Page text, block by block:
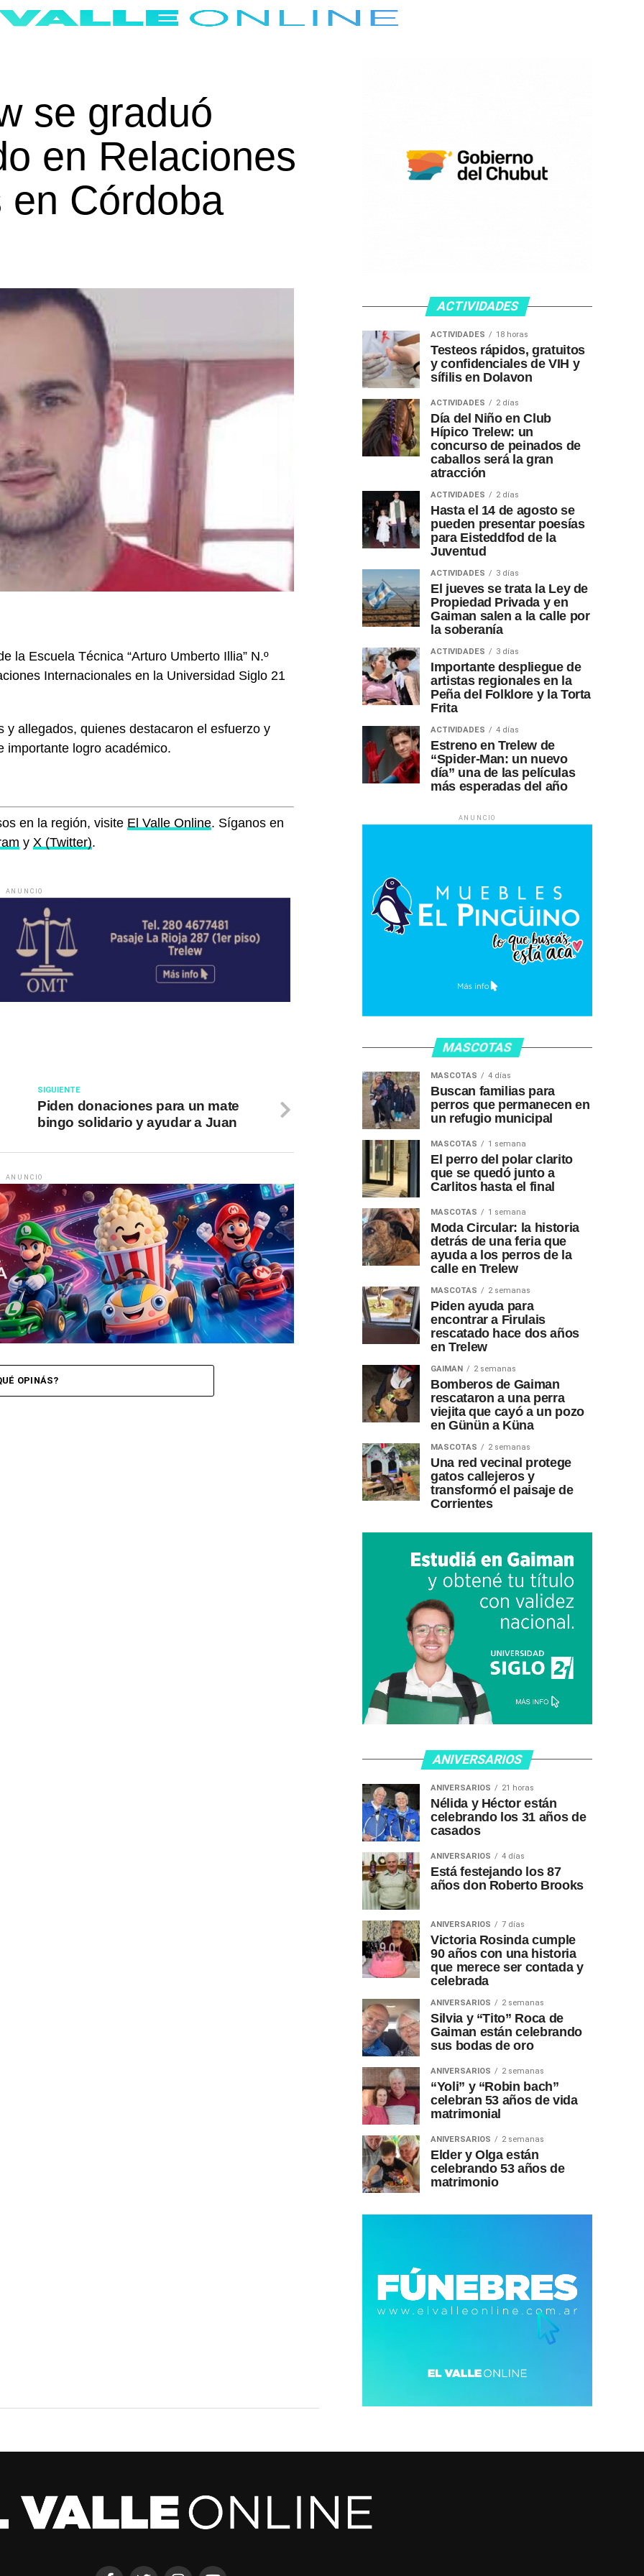
se graduó
en Relaciones
Córdoba
la Escuela Técnica “Arturo Umberto Illia” N.º
Internacionales en la Universidad Siglo 21
allegados, quienes destacaron el esfuerzo y
importante logro académico.
en la región, visite El Valle Online. Síganos en
y X (Twitter).
ANUNCIO
SIGUIENTE
Piden donaciones para un mate
bingo solidario y ayudar a Juan
ANUNCIO
OPINÁS?
ACTIVIDADES
ACTIVIDADES 18 horas
Testeos rápidos, gratuitos
y confidenciales de VIH y
sífilis en Dolavon
ACTIVIDADES 2 días
Día del Niño en Club
Hípico Trelew: un
concurso de peinados de
caballos será la gran
atracción
ACTIVIDADES 2 días
Hasta el 14 de agosto se
pueden presentar poesías
para Eisteddfod de la
Juventud
ACTIVIDADES 3 días
El jueves se trata la Ley de
Propiedad Privada y en
Gaiman salen a la calle por
la soberanía
ACTIVIDADES 3 días
Importante despliegue de
artistas regionales en la
Peña del Folklore y la Torta
Frita
ACTIVIDADES 4 días
Estreno en Trelew de
“Spider-Man: un nuevo
día” una de las películas
más esperadas del año
ANUNCIO
MASCOTAS
MASCOTAS 4 días
Buscan familias para
perros que permanecen en
un refugio municipal
MASCOTAS 1 semana
El perro del polar clarito
que se quedó junto a
Carlitos hasta el final
MASCOTAS 1 semana
Moda Circular: la historia
detrás de una feria que
ayuda a los perros de la
calle en Trelew
MASCOTAS 2 semanas
Piden ayuda para
encontrar a Firulais
rescatado hace dos años
en Trelew
GAIMAN 2 semanas
Bomberos de Gaiman
rescataron a una perra
viejita que cayó a un pozo
en Günün a Küna
MASCOTAS 2 semanas
Una red vecinal protege
gatos callejeros y
transformó el paisaje de
Corrientes
ANIVERSARIOS
ANIVERSARIOS 21 horas
Nélida y Héctor están
celebrando los 31 años de
casados
ANIVERSARIOS 4 días
Está festejando los 87
años don Roberto Brooks
ANIVERSARIOS 7 días
Victoria Rosinda cumple
90 años con una historia
que merece ser contada y
celebrada
ANIVERSARIOS 2 semanas
Silvia y “Tito” Roca de
Gaiman están celebrando
sus bodas de oro
ANIVERSARIOS 2 semanas
“Yoli” y “Robin bach”
celebran 53 años de vida
matrimonial
ANIVERSARIOS 2 semanas
Elder y Olga están
celebrando 53 años de
matrimonio